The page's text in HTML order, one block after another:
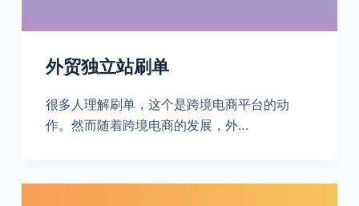
外贸独立站刷单
很多人理解刷单，这个是跨境电商平台的动
作。然而随着跨境电商的发展，外…